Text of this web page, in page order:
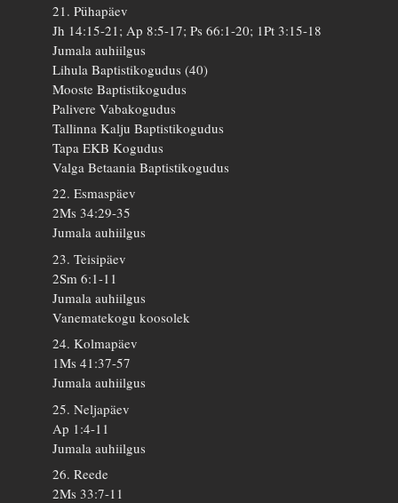
21. Pühapäev
Jh 14:15-21; Ap 8:5-17; Ps 66:1-20; 1Pt 3:15-18
Jumala auhiilgus
Lihula Baptistikogudus (40)
Mooste Baptistikogudus
Palivere Vabakogudus
Tallinna Kalju Baptistikogudus
Tapa EKB Kogudus
Valga Betaania Baptistikogudus
22. Esmaspäev
2Ms 34:29-35
Jumala auhiilgus
23. Teisipäev
2Sm 6:1-11
Jumala auhiilgus
Vanematekogu koosolek
24. Kolmapäev
1Ms 41:37-57
Jumala auhiilgus
25. Neljapäev
Ap 1:4-11
Jumala auhiilgus
26. Reede
2Ms 33:7-11